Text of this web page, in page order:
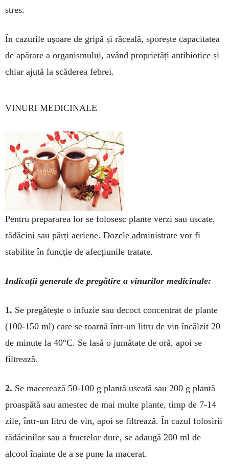
stres.
În cazurile ușoare de gri­pă și răceală, spo­rește capa­ci­ta­tea
de apărare a or­ga­nis­mului, având pro­prietăți an­tibiotice și
chiar ajută la scă­derea febrei.
VINURI MEDICINALE
Pentru prepararea lor se fo­losesc plante verzi sau uscate,
rădăcini sau părți aeriene. Dozele ad­minis­trate vor fi
stabilite în funcție de afecțiunile tratate.
Indicații generale de pregătire a vinurilor medicinale:
1. Se pregătește o infuzie sau decoct concentrat de plante
(100-150 ml) care se toarnă într-un lit­ru de vin încălzit 20
de minute la 40°C. Se lasă o jumătate de oră, apoi se
filtrează.
2. Se macerează 50-100 g plantă uscată sau 200 g plantă
proaspătă sau amestec de mai multe plante, timp de 7-14
zile, într-un litru de vin, apoi se fil­trea­ză. În cazul folosirii
rădă­cinilor sau a fructelor dure, se adaugă 200 ml de
alcool înainte de a se pune la macerat.